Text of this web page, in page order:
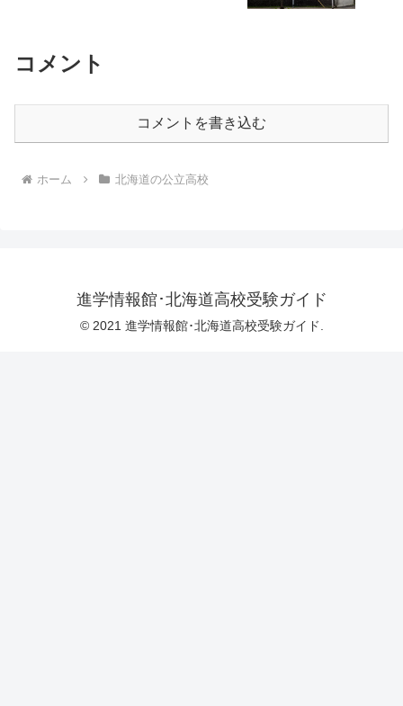
コメント
コメントを書き込む
ホーム 北海道の公立高校
進学情報館･北海道高校受験ガイド
© 2021 進学情報館･北海道高校受験ガイド.